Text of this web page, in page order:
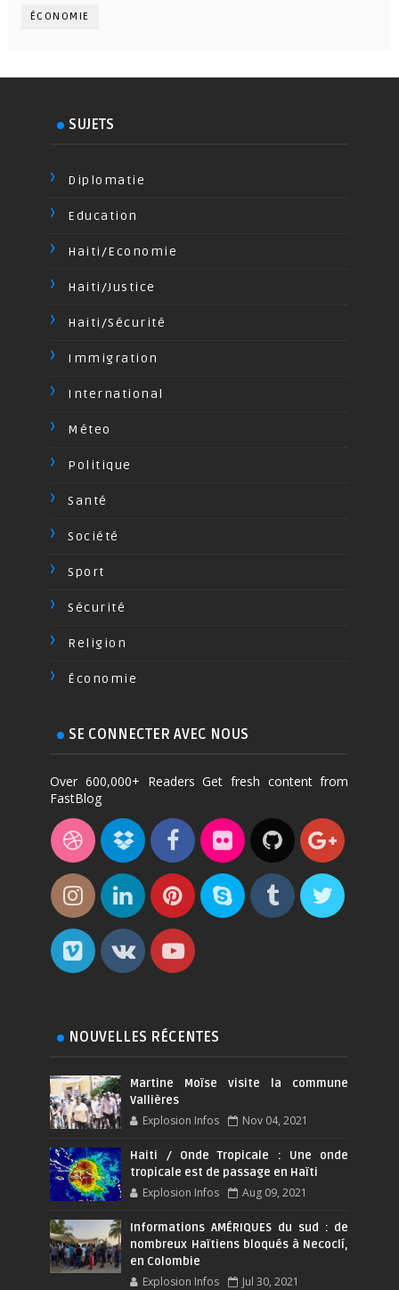
ÉCONOMIE
SUJETS
Diplomatie
Education
Haiti/Economie
Haiti/Justice
Haiti/Sécurité
Immigration
International
Méteo
Politique
Santé
Société
Sport
Sécurité
Religion
Économie
SE CONNECTER AVEC NOUS
Over 600,000+ Readers Get fresh content from
FastBlog
NOUVELLES RÉCENTES
Martine Moïse visite la commune
Vallières
Explosion Infos Nov 04, 2021
Haiti / Onde Tropicale : Une onde
tropicale est de passage en Haïti
Explosion Infos Aug 09, 2021
Informations AMÉRIQUES du sud : de
nombreux Haïtiens bloqués à Necoclí,
en Colombie
Explosion Infos Jul 30, 2021